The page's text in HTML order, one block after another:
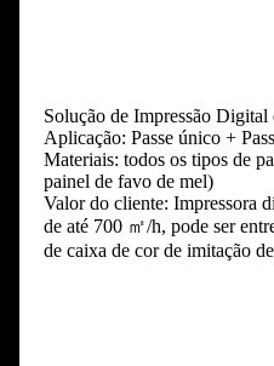
Solução de Impressão Digital
Aplicação: Passe único +
Materiais: todos os tipos de
painel de favo de mel)
Valor do cliente: Impressora
de até 700 ㎡/h, pode ser
de caixa de cor de imitação